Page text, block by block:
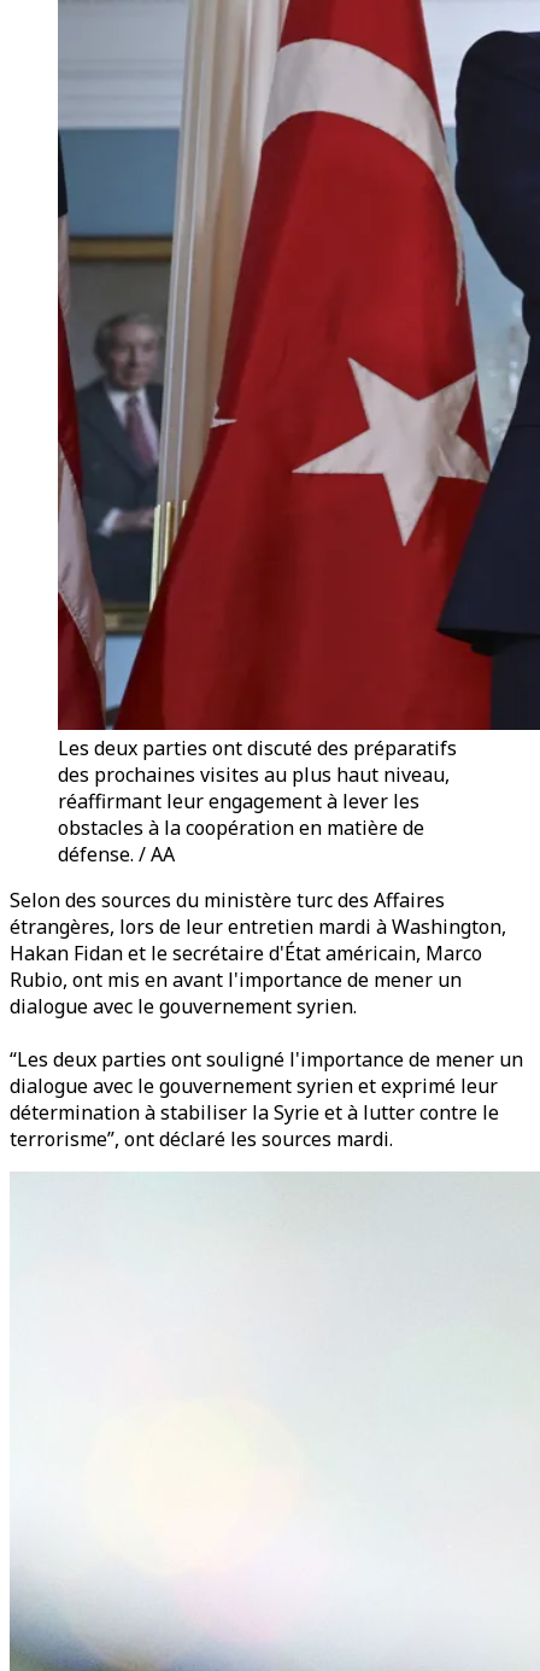
Les deux parties ont discuté des préparatifs
des prochaines visites au plus haut niveau,
réaffirmant leur engagement à lever les
obstacles à la coopération en matière de
défense. / AA
Selon des sources du ministère turc des Affaires
étrangères, lors de leur entretien mardi à Washington,
Hakan Fidan et le secrétaire d'État américain, Marco
Rubio, ont mis en avant l'importance de mener un
dialogue avec le gouvernement syrien.
“Les deux parties ont souligné l'importance de mener un
dialogue avec le gouvernement syrien et exprimé leur
détermination à stabiliser la Syrie et à lutter contre le
terrorisme”, ont déclaré les sources mardi.